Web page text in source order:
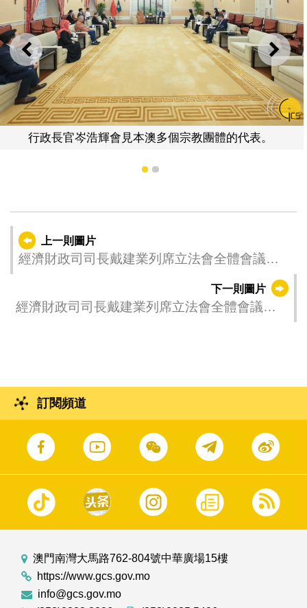
上一則 下一
長官岑浩輝會見本澳多個宗教團體的代表。
1 2
上一則圖片
經濟財政司司長戴建業列席立法會全體會議，
議程為細則性討論及表決《修改〈2025年財政
年度預算案〉》法案。
下一則圖片
經濟財政司司長戴建業列席立法會全體會議，
訂閱頻道
澳門南灣大馬路762-804號中華廣場15樓
https://www.gcs.gov.mo
info@gcs.gov.mo